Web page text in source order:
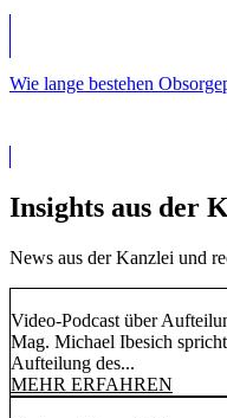
Wie lange bestehen
Insights aus der
News aus der Kanzlei und
Video-Podcast über
Mag. Michael Ibesich
Aufteilung des...
MEHR ERFAHREN